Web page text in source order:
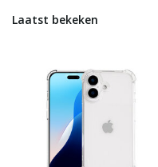
Laatst bekeken